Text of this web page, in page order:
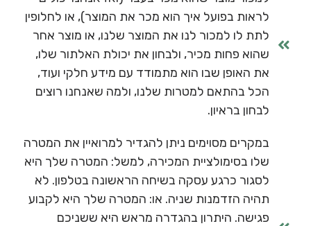
לראות בפועל איך הוא מכר את המוצר), או לחלופין
לתת לו למכור לנו את המוצר שלנו, או מוצר אחר
שהוא פחות מכיר, ולבחון את יכולת האלתור שלו,
את האופן שבו הוא מתמודד עם מידע חלקי ועוד,
הכל בהתאם למטרות שלנו, ולמה שאנחנו רוצים
לבחון בראיון.
במקרים מסוימים ניתן להגדיר למרואיין את המטרה
שלו בסימולציית המכירה, למשל: המטרה שלך היא
לסגור כרגע עסקה בשיחה הראשונה בטלפון. לא
תהיה הזדמנות שניה. או: המטרה שלך היא לקבוע
פגישה. היתרון בהגדרה מראש היא ששניכם